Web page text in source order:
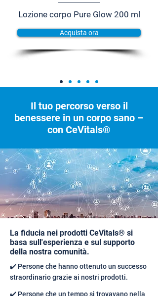
Lozione corpo Pure Glow 200 ml
Acquista ora
Il tuo percorso verso il
benessere in un corpo sano –
con CeVitals®
La fiducia nei prodotti CeVitals® si
basa sull'esperienza e sul supporto
della nostra comunità.
✔️ Persone che hanno ottenuto un successo
straordinario grazie ai nostri prodotti.
✔️ Persone che un tempo si trovavano nella